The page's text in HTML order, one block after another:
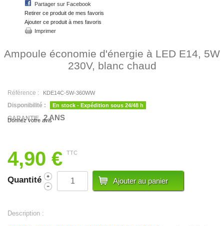
Partager sur Facebook
Retirer ce produit de mes favoris
Ajouter ce produit à mes favoris
Imprimer
Ampoule économie d'énergie à LED E14, 5W
230V, blanc chaud
Référence : KDE14C-5W-360WW
Disponibilité : En stock - Expédition sous 24/48 h
GARANTIE 2 ANS
Donnez votre avis
4,90 € TTC
Quantité
Description :